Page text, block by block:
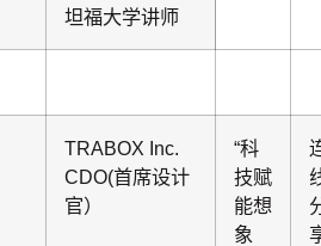
坦福大学讲师
TRABOX Inc.
CDO(首席设计
官）
“科
技赋
能想
象